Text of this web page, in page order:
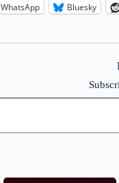
WhatsApp Bluesky